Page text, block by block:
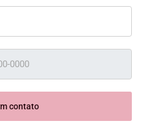
contato